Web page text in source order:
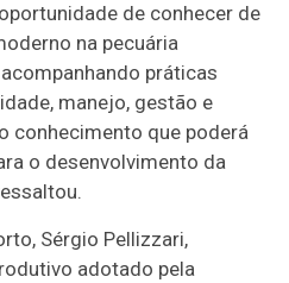
de conhecer de
na pecuária
práticas
manejo, gestão e
conhecimento que poderá
o desenvolvimento da
Sérgio Pellizzari,
adotado pela